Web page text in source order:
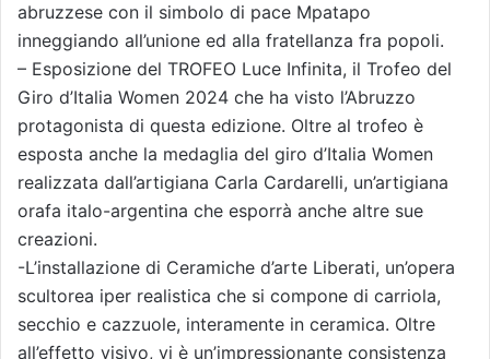
abruzzese con il simbolo di pace Mpatapo
inneggiando all’unione ed alla fratellanza fra popoli.
– Esposizione del TROFEO Luce Infinita, il Trofeo del
Giro d’Italia Women 2024 che ha visto l’Abruzzo
protagonista di questa edizione. Oltre al trofeo è
esposta anche la medaglia del giro d’Italia Women
realizzata dall’artigiana Carla Cardarelli, un’artigiana
orafa italo-argentina che esporrà anche altre sue
creazioni.
-L’installazione di Ceramiche d’arte Liberati, un’opera
scultorea iper realistica che si compone di carriola,
secchio e cazzuole, interamente in ceramica. Oltre
all’effetto visivo, vi è un’impressionante consistenza